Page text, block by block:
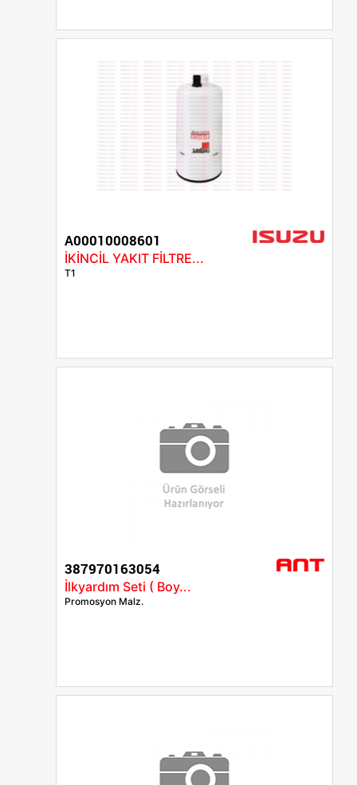
A00010008601
İKİNCİL YAKIT FİLTRE...
T1
387970163054
İlkyardım Seti ( Boy...
Promosyon Malz.